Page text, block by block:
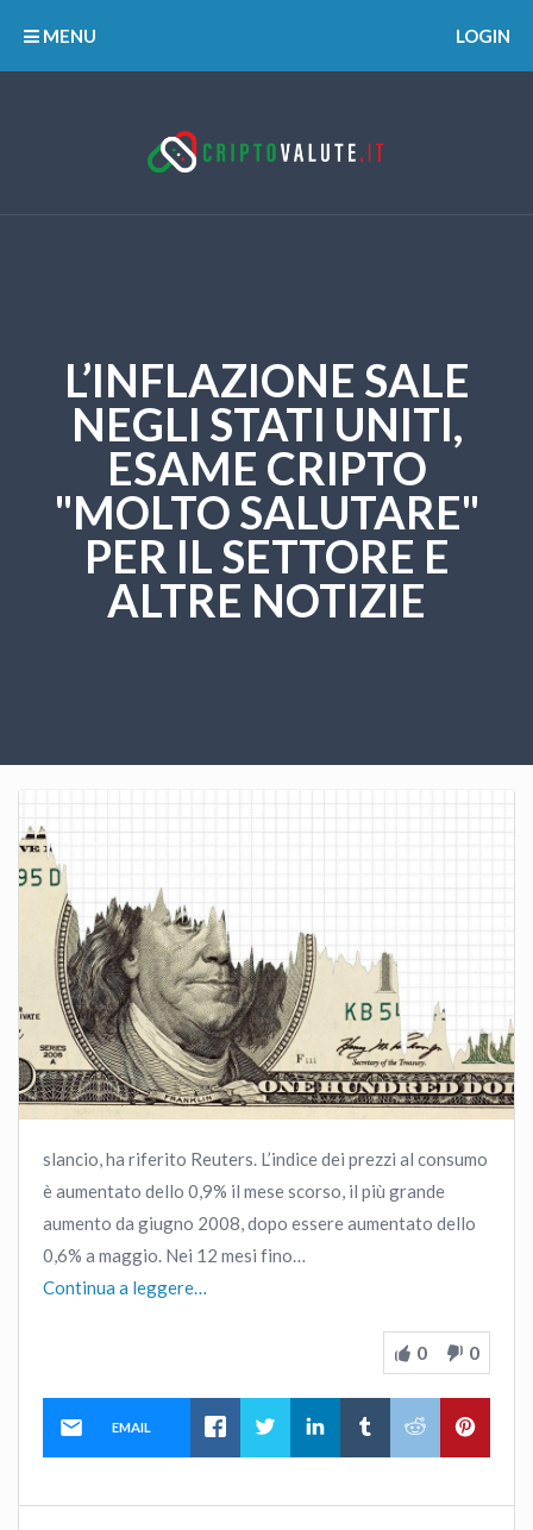
MENU LOGIN
L’INFLAZIONE SALE
NEGLI STATI UNITI,
ESAME CRIPTO
"MOLTO SALUTARE"
PER IL SETTORE E
ALTRE NOTIZIE
slancio, ha riferito Reuters. L’indice dei prezzi al consumo
è aumentato dello 0,9% il mese scorso, il più grande
aumento da giugno 2008, dopo essere aumentato dello
0,6% a maggio. Nei 12 mesi fino…
Continua a leggere…
0 0
EMAIL